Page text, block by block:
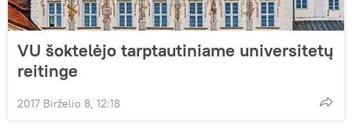
VU šoktelėjo tarptautiniame universitetų
reitinge
2017 Birželio 8, 12:18